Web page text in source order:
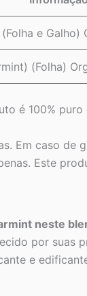
e Galho)
(Folha)
é 100%
Em caso de
Este
neste
por suas
e